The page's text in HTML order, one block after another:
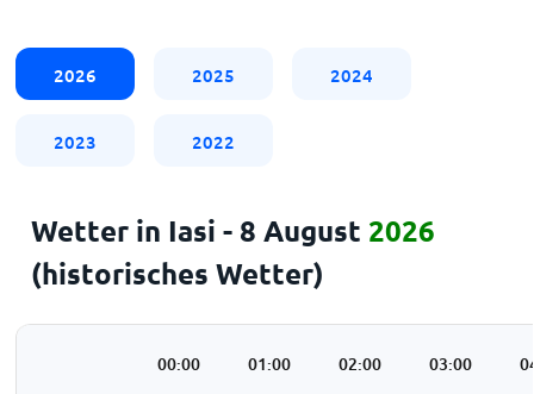
2026 2025 2024
2023 2022
Wetter in Iasi - 8 August 2026
(historisches Wetter)
00:00 01:00 02:00 03:00